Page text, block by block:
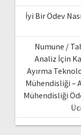
İyi Bir Ödev
Numune /
Analiz İçin
Ayırma
Mühendisliği –
Mühendisliği